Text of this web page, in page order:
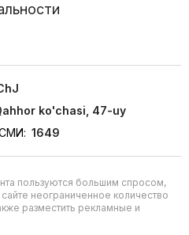
ko'chasi, 47-uy
1649
пользуются большим спросом,
неограниченное количество
разместить рекламные и